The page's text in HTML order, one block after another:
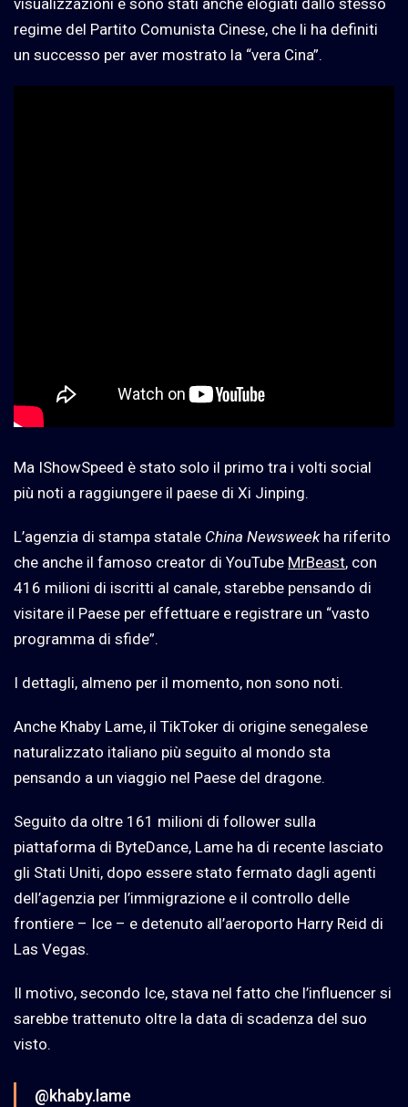
regime del Partito Comunista Cinese, che li ha definiti
un successo per aver mostrato la “vera Cina”.
Ma IShowSpeed è stato solo il primo tra i volti social
più noti a raggiungere il paese di Xi Jinping.
L’agenzia di stampa statale China Newsweekha riferito
che anche il famoso creator di YouTube MrBeast, con
416 milioni di iscritti al canale, starebbe pensando di
visitare il Paese per effettuare e registrare un “vasto
programma di sfide”.
I dettagli, almeno per il momento, non sono noti.
Anche Khaby Lame, il TikToker di origine senegalese
naturalizzato italiano più seguito al mondo sta
pensando a un viaggio nel Paese del dragone.
Seguito da oltre 161 milioni di follower sulla
piattaforma di ByteDance, Lame ha di recente lasciato
gli Stati Uniti, dopo essere stato fermato dagli agenti
dell’agenzia per l’immigrazione e il controllo delle
frontiere – Ice – e detenuto all’aeroporto Harry Reid di
Las Vegas.
Il motivo, secondo Ice, stava nel fatto che l’influencer si
sarebbe trattenuto oltre la data di scadenza del suo
visto.
@khaby.lame